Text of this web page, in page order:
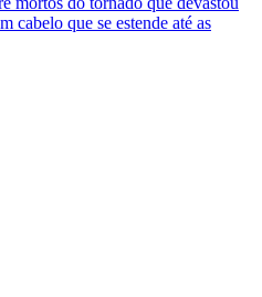
cabelo que se estende até as